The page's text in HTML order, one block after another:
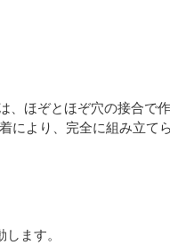
、ほぞとほぞ穴の接合で
により、完全に組み立て
ます。